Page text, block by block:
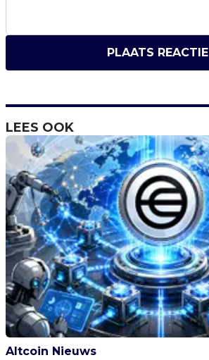
PLAATS REACTIE
LEES OOK
Altcoin Nieuws